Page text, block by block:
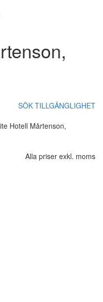
SÖK TILLGÄNGLIGHET
Hotell Mårtenson,
Alla priser exkl. moms